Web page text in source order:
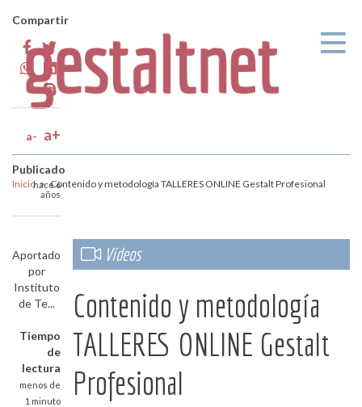
Inicio > Contenido y metodología TALLERES ONLINE Gestalt Profesional
Aportado
por
Instituto
de Te...
Tiempo
de
lectura
menos de
1 minuto
Compartir
a- a+
Publicado
hace 6
años
Vídeos
Contenido y metodología
TALLERES ONLINE Gestalt
Profesional